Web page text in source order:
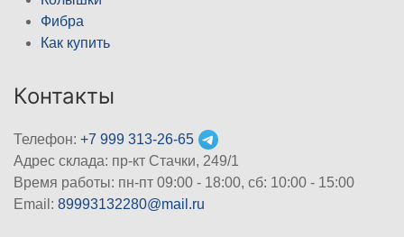
Фибра
Как купить
Контакты
Телефон: +7 999 313-26-65
Адрес склада: пр-кт Стачки, 249/1
Время работы: пн-пт 09:00 - 18:00, cб: 10:00 - 15:00
Email: 89993132280@mail.ru